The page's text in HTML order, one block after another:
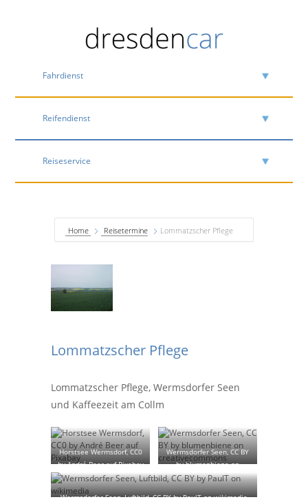
Fahrdienst
Reifendienst
Reiseservice
Home Reisetermine Lommatzscher Pflege
Lommatzscher Pflege
Lommatzscher Pflege, Wermsdorfer Seen
und Kaffeezeit am Collm
Horstsee Wermsdorf, CC0
by André Beer auf Pixabay
Wermsdorfer Seen, CC BY
by blumenbiene on
creativecommons
Wermsdorfer Seen, Luftbild, CC BY by PaulT on wikimedia